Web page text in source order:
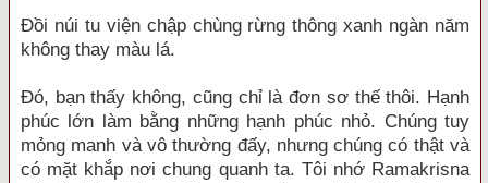
Đồi núi tu viện chập chùng rừng thông xanh ngàn năm
không thay màu lá.
Đó, bạn thấy không, cũng chỉ là đơn sơ thế thôi. Hạnh
phúc lớn làm bằng những hạnh phúc nhỏ. Chúng tuy
mỏng manh và vô thường đấy, nhưng chúng có thật và
có mặt khắp nơi chung quanh ta. Tôi nhớ Ramakrisna